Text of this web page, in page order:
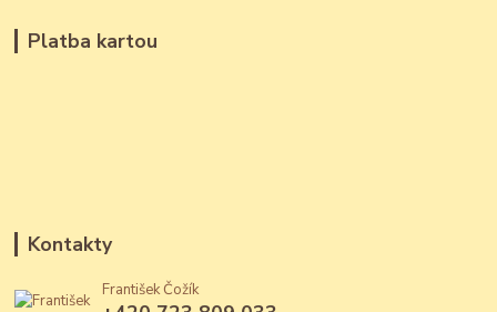
Platba kartou
Kontakty
František Čožík